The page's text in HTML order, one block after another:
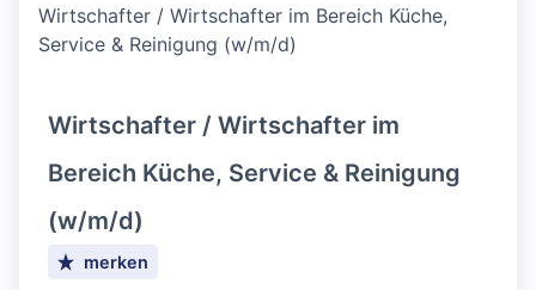
Wirtschafter / Wirtschafter im Bereich Küche,
Service & Reinigung (w/m/d)
Wirtschafter / Wirtschafter im
Bereich Küche, Service & Reinigung
(w/m/d)
merken